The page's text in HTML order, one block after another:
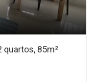
quartos, 85m²